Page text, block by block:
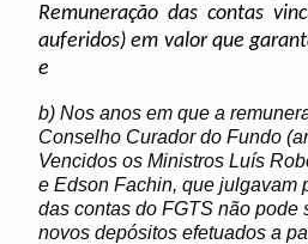
Remuneração das contas
auferidos) em valor que
e
b) Nos anos em que a
Conselho Curador do Fundo
Vencidos os Ministros Luís
e Edson Fachin, que julgavam
das contas do FGTS não pode
novos depósitos efetuados a